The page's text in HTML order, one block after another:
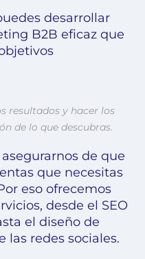
desarrollar
B2B eficaz que
resultados y hacer los
de lo que descubras.
de que
que necesitas
eso ofrecemos
desde el SEO
el diseño de
las redes sociales.